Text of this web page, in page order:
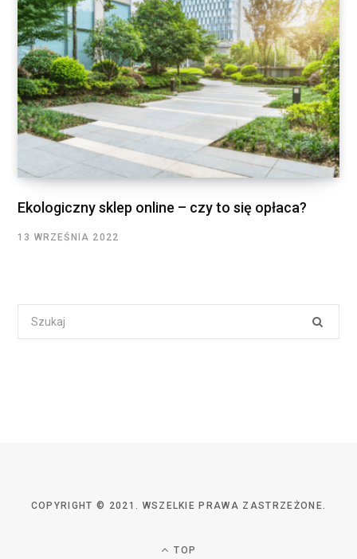
Ekologiczny sklep online – czy to się opłaca?
13 WRZEŚNIA 2022
COPYRIGHT © 2021. WSZELKIE PRAWA ZASTRZEŻONE.
TOP